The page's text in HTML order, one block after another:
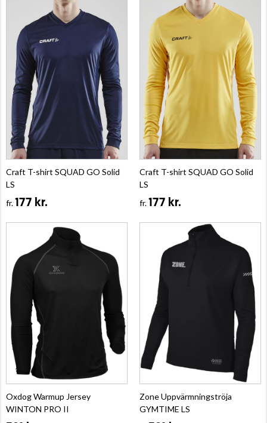
Craft T-shirt SQUAD GO Solid
LS
fr.177 kr.
Craft T-shirt SQUAD GO Solid
LS
fr.177 kr.
Oxdog Warmup Jersey
WINTON PRO II
Zone Uppvärmningströja
GYMTIME LS